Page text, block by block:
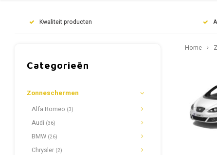
Kwaliteit producten
Categorieën
Zonneschermen
Alfa Romeo (3)
Audi (36)
BMW (26)
Chrysler (2)
Home